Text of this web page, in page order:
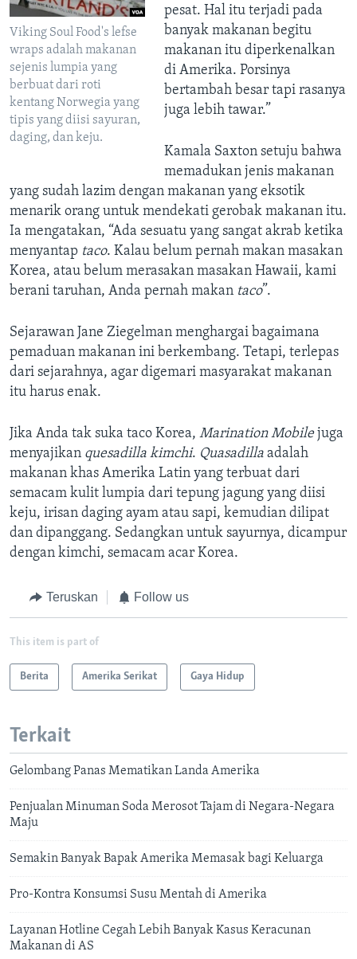
Viking Soul Food's lefse
wraps adalah makanan
sejenis lumpia yang
berbuat dari roti
kentang Norwegia yang
tipis yang diisi sayuran,
daging, dan keju.
pesat. Hal itu terjadi pada
banyak makanan begitu
makanan itu diperkenalkan
di Amerika. Porsinya
bertambah besar tapi rasanya
juga lebih tawar.”
Kamala Saxton setuju bahwa
memadukan jenis makanan
yang sudah lazim dengan makanan yang eksotik
menarik orang untuk mendekati gerobak makanan itu.
Ia mengatakan, “Ada sesuatu yang sangat akrab ketika
menyantap taco. Kalau belum pernah makan masakan
Korea, atau belum merasakan masakan Hawaii, kami
berani taruhan, Anda pernah makan taco”.
Sejarawan Jane Ziegelman menghargai bagaimana
pemaduan makanan ini berkembang. Tetapi, terlepas
dari sejarahnya, agar digemari masyarakat makanan
itu harus enak.
Jika Anda tak suka taco Korea, Marination Mobilejuga
menyajikan quesadilla kimchi. Quasadilla adalah
makanan khas Amerika Latin yang terbuat dari
semacam kulit lumpia dari tepung jagung yang diisi
keju, irisan daging ayam atau sapi, kemudian dilipat
dan dipanggang. Sedangkan untuk sayurnya, dicampur
dengan kimchi, semacam acar Korea.
Teruskan Follow us
This item is part of
Berita Amerika Serikat Gaya Hidup
Terkait
Gelombang Panas Mematikan Landa Amerika
Penjualan Minuman Soda Merosot Tajam di Negara-Negara
Maju
Semakin Banyak Bapak Amerika Memasak bagi Keluarga
Pro-Kontra Konsumsi Susu Mentah di Amerika
Layanan Hotline Cegah Lebih Banyak Kasus Keracunan
Makanan di AS